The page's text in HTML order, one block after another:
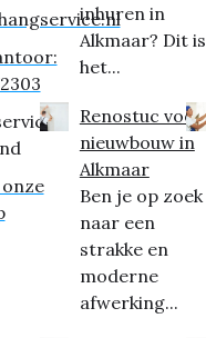
inhuren in
Alkmaar? Dit is
het...
Renostuc voor
nieuwbouw in
Alkmaar
Ben je op zoek
naar een
strakke en
moderne
afwerking...